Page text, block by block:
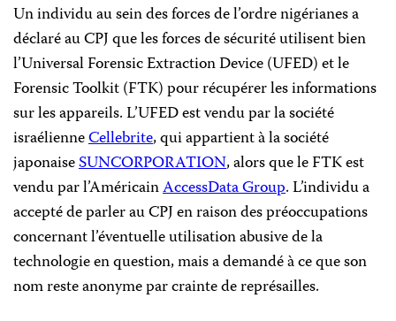
Un individu au sein des forces de l’ordre nigérianes a
déclaré au CPJ que les forces de sécurité utilisent bien
l’Universal Forensic Extraction Device (UFED) et le
Forensic Toolkit (FTK) pour récupérer les informations
sur les appareils. L’UFED est vendu par la société
israélienneCellebrite, qui appartient à la société
japonaiseSUNCORPORATION, alors que le FTK est
vendu par l’AméricainAccessData Group. L’individu a
accepté de parler au CPJ en raison des préoccupations
concernant l’éventuelle utilisation abusive de la
technologie en question, mais a demandé à ce que son
nom reste anonyme par crainte de représailles.